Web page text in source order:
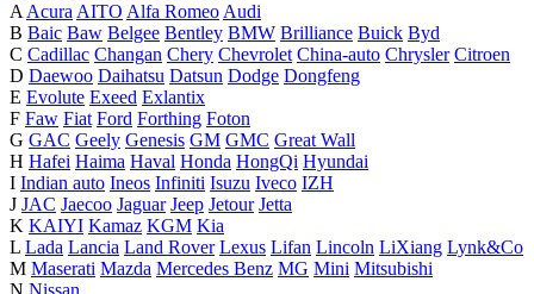
A Acura AITO Alfa Romeo Audi
B Baic Baw Belgee Bentley BMW Brilliance Buick Byd
C Cadillac Changan Chery Chevrolet China-auto Chrysler Citroen
D Daewoo Daihatsu Datsun Dodge Dongfeng
E Evolute Exeed Exlantix
F Faw Fiat Ford Forthing Foton
G GAC Geely Genesis GM GMC Great Wall
H Hafei Haima Haval Honda HongQi Hyundai
I Indian auto Ineos Infiniti Isuzu Iveco IZH
J JAC Jaecoo Jaguar Jeep Jetour Jetta
K KAIYI Kamaz KGM Kia
L Lada Lancia Land Rover Lexus Lifan Lincoln LiXiang Lynk&Co
M Maserati Mazda Mercedes Benz MG Mini Mitsubishi